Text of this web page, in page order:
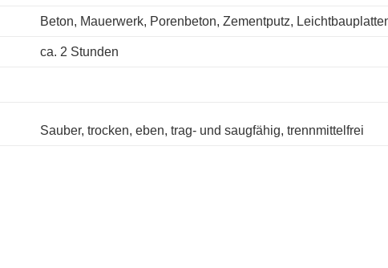
Beton, Mauerwerk, Porenbeton, Zementputz,
ca. 2 Stunden
Sauber, trocken, eben, trag- und saugfähig, trennmittelfrei